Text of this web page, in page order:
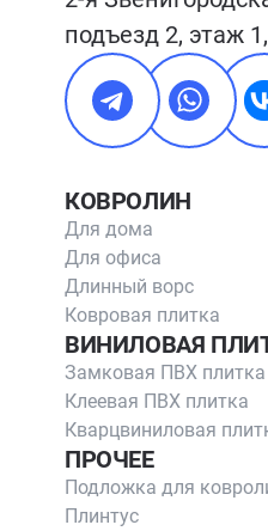
подъезд 2, этаж
КОВРОЛИН
Для дома
Для офиса
Длинный ворс
Ковровая плитка
ВИНИЛОВАЯ
Замковая ПВХ плитка
Клеевая ПВХ плитка
Кварцвиниловая
ПРОЧЕЕ
Подложка для
Плинтус